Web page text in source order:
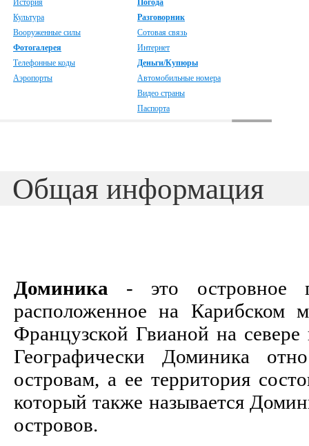
История
Культура
Вооруженные силы
Фотогалерея
Телефонные коды
Аэропорты
Погода
Разговорник
Сотовая связь
Интернет
Деньги/Купюры
Автомобильные номера
Видео страны
Паспорта
Общая информация
Доминика - это островное
расположенное на Карибском
Французской Гвианой на
Географически Доминика
островам, а ее территория
который также называется
островов.